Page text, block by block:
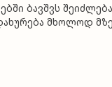
ბავშვს
მხოლოდ